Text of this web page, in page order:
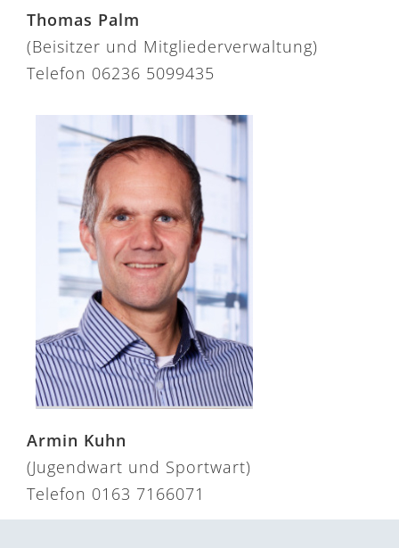
Thomas Palm
(Beisitzer und Mitgliederverwaltung)
Telefon 06236 5099435
Armin Kuhn
(Jugendwart und Sportwart)
Telefon 0163 7166071